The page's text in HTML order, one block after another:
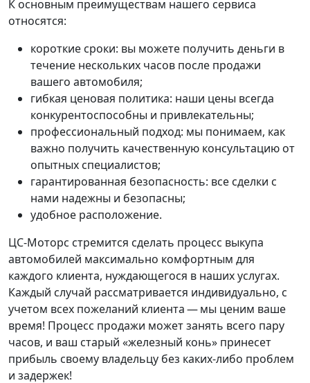
К основным преимуществам нашего сервиса
относятся:
короткие сроки: вы можете получить деньги в
течение нескольких часов после продажи
вашего автомобиля;
гибкая ценовая политика: наши цены всегда
конкурентоспособны и привлекательны;
профессиональный подход: мы понимаем, как
важно получить качественную консультацию от
опытных специалистов;
гарантированная безопасность: все сделки с
нами надежны и безопасны;
удобное расположение.
ЦС-Моторс стремится сделать процесс выкупа
автомобилей максимально комфортным для
каждого клиента, нуждающегося в наших услугах.
Каждый случай рассматривается индивидуально, с
учетом всех пожеланий клиента — мы ценим ваше
время! Процесс продажи может занять всего пару
часов, и ваш старый «железный конь» принесет
прибыль своему владельцу без каких-либо проблем
и задержек!